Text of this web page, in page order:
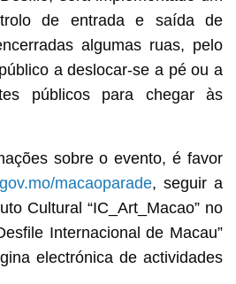
de entrada e saída de
algumas ruas, pelo
a deslocar-se a pé ou a
públicos para chegar às
sobre o evento, é favor
macaoparade, seguir a
Cultural “IC_Art_Macao” no
Internacional de Macau”
electrónica de actividades